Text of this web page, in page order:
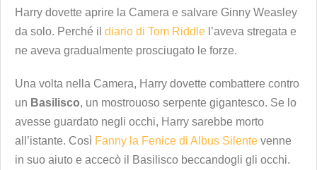
Harry dovette aprire la Camera e salvare Ginny Weasley
da solo. Perché il diario di Tom Riddle l’aveva stregata e
ne aveva gradualmente prosciugato le forze.
Una volta nella Camera, Harry dovette combattere contro
un Basilisco, un mostrouoso serpente gigantesco. Se lo
avesse guardato negli occhi, Harry sarebbe morto
all’istante. Così Fanny la Fenice di Albus Silente venne
in suo aiuto e accecò il Basilisco beccandogli gli occhi.